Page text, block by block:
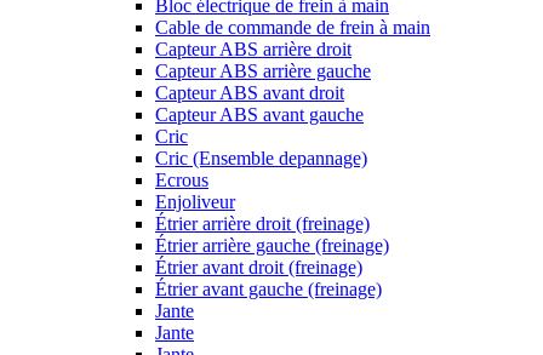
Bloc électrique de frein à main
Cable de commande de frein à main
Capteur ABS arrière droit
Capteur ABS arrière gauche
Capteur ABS avant droit
Capteur ABS avant gauche
Cric
Cric (Ensemble depannage)
Ecrous
Enjoliveur
Étrier arrière droit (freinage)
Étrier arrière gauche (freinage)
Étrier avant droit (freinage)
Étrier avant gauche (freinage)
Jante
Jante